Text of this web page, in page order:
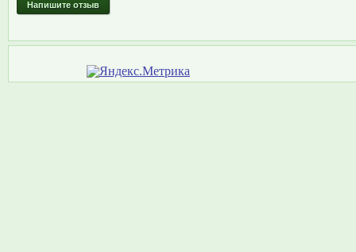
Напишите отзыв